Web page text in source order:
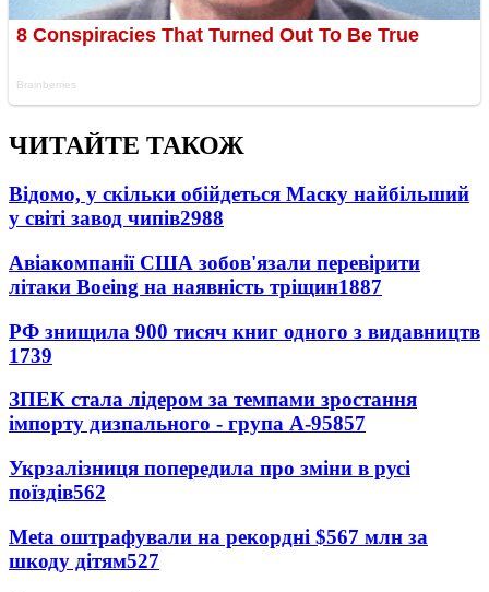
ЧИТАЙТЕ ТАКОЖ
Відомо, у скільки обійдеться Маску найбільший
у світі завод чипів2988
Авіакомпанії США зобов'язали перевірити
літаки Boeing на наявність тріщин1887
РФ знищила 900 тисяч книг одного з видавництв
1739
ЗПЕК стала лідером за темпами зростання
імпорту дизпального - група А-95857
Укрзалізниця попередила про зміни в русі
поїздів562
Meta оштрафували на рекордні $567 млн за
шкоду дітям527